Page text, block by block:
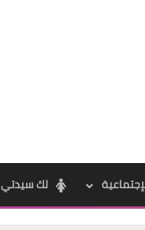
لك سيدتي